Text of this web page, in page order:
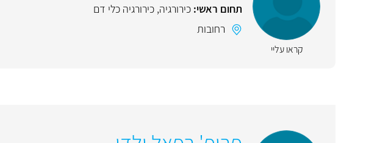
קראו עליי
תחום ראשי: כירורגיה, כירורגיה כלי דם
רחובות